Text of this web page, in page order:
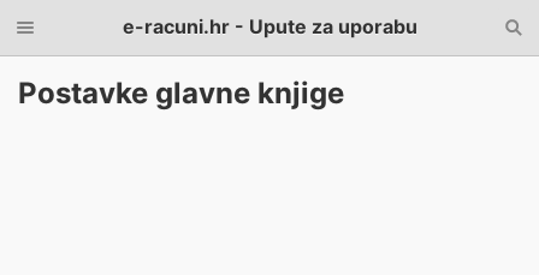
e-racuni.hr - Upute za uporabu
Postavke glavne knjige